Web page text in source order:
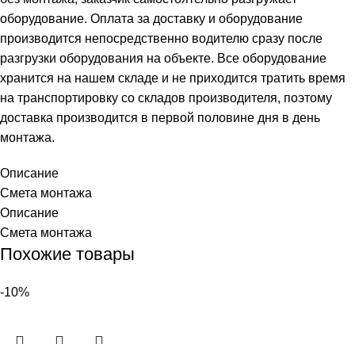
оборудование. Оплата за доставку и оборудование
производится непосредственно водителю сразу после
разгрузки оборудования на объекте. Все оборудование
хранится на нашем складе и не приходится тратить время
на транспортировку со складов производителя, поэтому
доставка производится в первой половине дня в день
монтажа.
Описание
Смета монтажа
Описание
Смета монтажа
Похожие товары
-10%